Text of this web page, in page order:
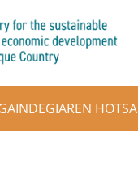
HOTSA